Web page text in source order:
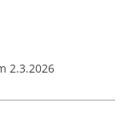
2.3.2026